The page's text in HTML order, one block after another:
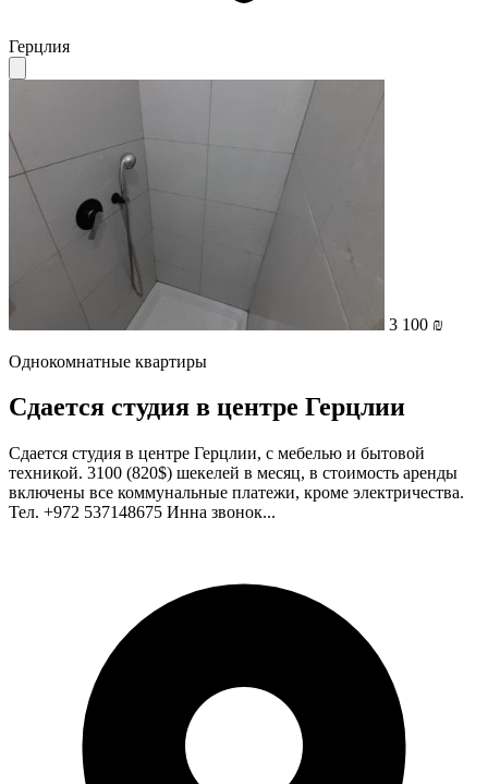
Герцлия
3 100 ₪
Однокомнатные квартиры
Сдается студия в центре Герцлии
Сдается студия в центре Герцлии, с мебелью и бытовой
техникой. 3100 (820$) шекелей в месяц, в стоимость аренды
включены все коммунальные платежи, кроме электричества.
Тел. +972 537148675 Инна звонок...